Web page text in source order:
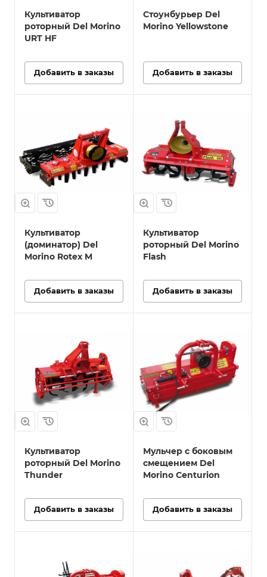
Культиватор
роторный Del Morino
URT HF
Добавить в заказы
Стоунбурьер Del
Morino Yellowstone
Добавить в заказы
Культиватор
(доминатор) Del
Morino Rotex M
Добавить в заказы
Культиватор
роторный Del Morino
Flash
Добавить в заказы
Культиватор
роторный Del Morino
Thunder
Добавить в заказы
Мульчер с боковым
смещением Del
Morino Centurion
Добавить в заказы